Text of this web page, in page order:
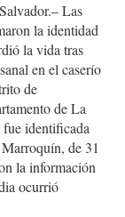
Las
la identidad
la vida tras
en el caserío
de
de La
identificada
de 31
la información
ocurrió